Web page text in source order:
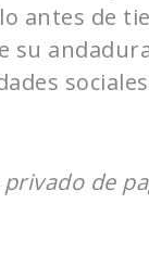
antes de
su
de